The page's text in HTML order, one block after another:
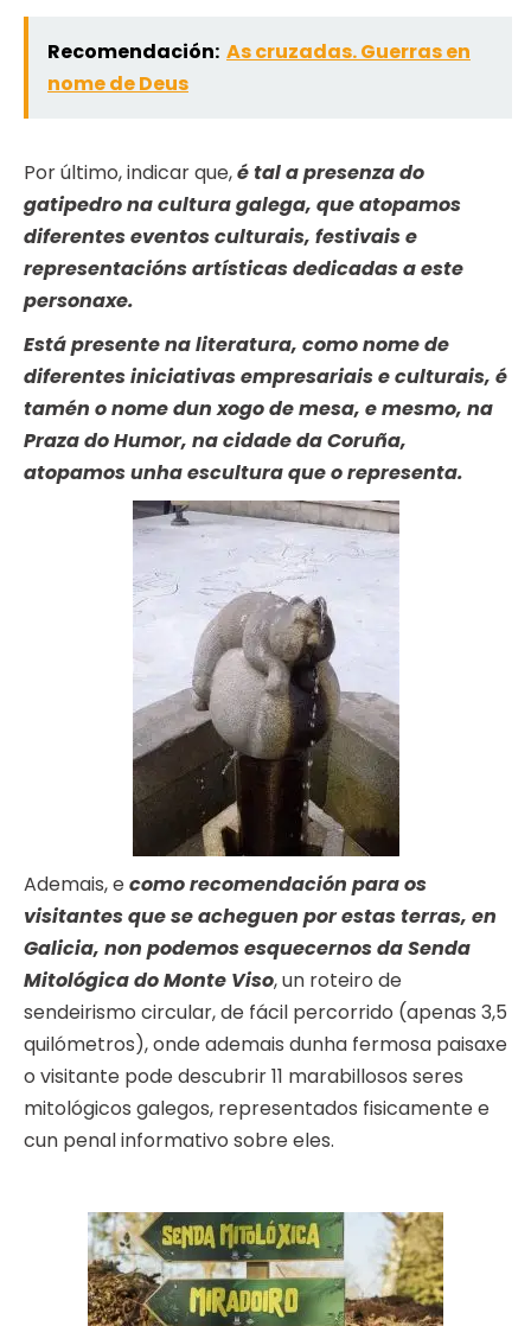
Recomendación: As cruzadas. Guerras en
nome de Deus
Por último, indicar que,é tal a presenza do
gatipedro na cultura galega, que atopamos
diferentes eventos culturais, festivais e
representacións artísticas dedicadas a este
personaxe.
Está presente na literatura, como nome de
diferentes iniciativas empresariais e culturais, é
tamén o nome dun xogo de mesa, e mesmo, na
Praza do Humor, na cidade da Coruña,
atopamos unha escultura que o representa.
Ademais, ecomo recomendación para os
visitantes que se acheguen por estas terras, en
Galicia, non podemos esquecernos da Senda
Mitológica do Monte Viso, un roteiro de
sendeirismo circular, de fácil percorrido (apenas 3,5
quilómetros), onde ademais dunha fermosa paisaxe
o visitante pode descubrir 11 marabillosos seres
mitológicos galegos, representados fisicamente e
cun penal informativo sobre eles.